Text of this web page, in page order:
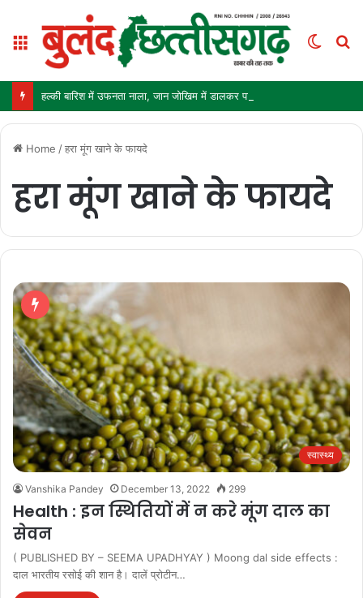
Menu
Switch
Home /हरा मूंग खाने के फायदे
हरा मूंग खाने के फायदे
स्वास्थ्य
Vanshika Pandey December 13, 2022 299
Health : इन स्थितियों में न करे मूंग दाल का
सेवन
( PUBLISHED BY – SEEMA UPADHYAY ) Moong dal side effects :
दाल भारतीय रसोई की शान है। दालें प्रोटीन…